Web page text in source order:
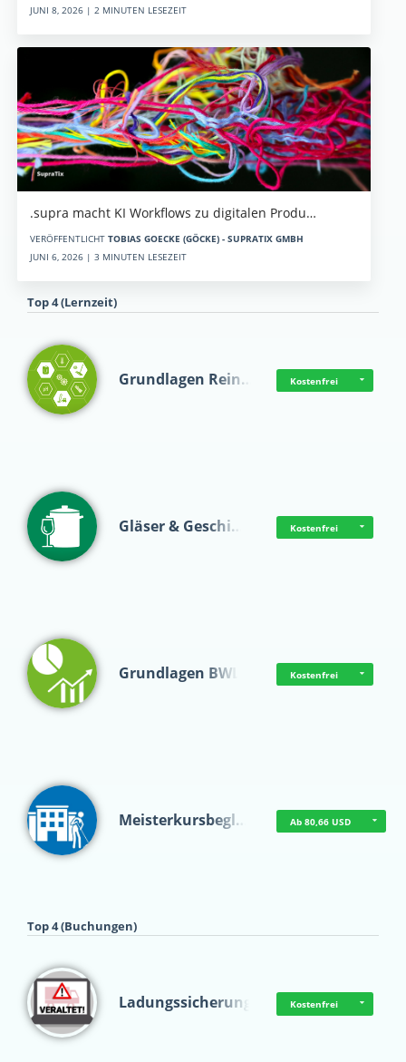
JUNI 8, 2026 | 2 MINUTEN LESEZEIT
.supra macht KI Workflows zu digitalen Produ…
VERÖFFENTLICHT TOBIAS GOECKE (GÖCKE) - SUPRATIX GMBH
JUNI 6, 2026 | 3 MINUTEN LESEZEIT
Top 4 (Lernzeit)
Grundlagen Rein… Kostenfrei
Gläser & Geschi… Kostenfrei
Grundlagen BWL Kostenfrei
Meisterkursbegl… Ab 80,66 USD
Top 4 (Buchungen)
Ladungssicherung Kostenfrei